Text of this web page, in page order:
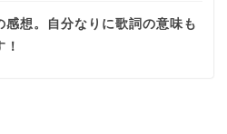
感想。自分なりに歌詞の意味も